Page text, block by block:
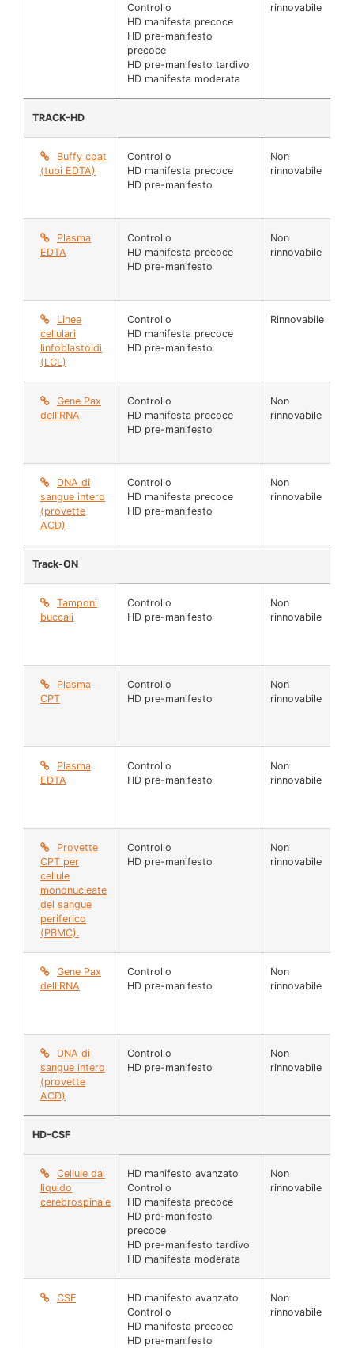
Controllo
HD manifesta precoce
HD pre-manifesto
precoce
HD pre-manifesto tardivo
HD manifesta moderata
rinnovabile
TRACK-HD
Buffy coat
(tubi EDTA)
Controllo
HD manifesta precoce
HD pre-manifesto
Non
rinnovabile
Plasma
EDTA
Controllo
HD manifesta precoce
HD pre-manifesto
Non
rinnovabile
Linee
cellulari
linfoblastoidi
(LCL)
Controllo
HD manifesta precoce
HD pre-manifesto
Rinnovabile
Gene Pax
dell'RNA
Controllo
HD manifesta precoce
HD pre-manifesto
Non
rinnovabile
DNA di
sangue intero
(provette
ACD)
Controllo
HD manifesta precoce
HD pre-manifesto
Non
rinnovabile
Track-ON
Tamponi
buccali
Controllo
HD pre-manifesto
Non
rinnovabile
Plasma
CPT
Controllo
HD pre-manifesto
Non
rinnovabile
Plasma
EDTA
Controllo
HD pre-manifesto
Non
rinnovabile
Provette
CPT per
cellule
mononucleate
del sangue
periferico
(PBMC).
Controllo
HD pre-manifesto
Non
rinnovabile
Gene Pax
dell'RNA
Controllo
HD pre-manifesto
Non
rinnovabile
DNA di
sangue intero
(provette
ACD)
Controllo
HD pre-manifesto
Non
rinnovabile
HD-CSF
Cellule dal
liquido
cerebrospinale
HD manifesto avanzato
Controllo
HD manifesta precoce
HD pre-manifesto
precoce
HD pre-manifesto tardivo
HD manifesta moderata
Non
rinnovabile
CSF
HD manifesto avanzato
Controllo
HD manifesta precoce
HD pre-manifesto
Non
rinnovabile